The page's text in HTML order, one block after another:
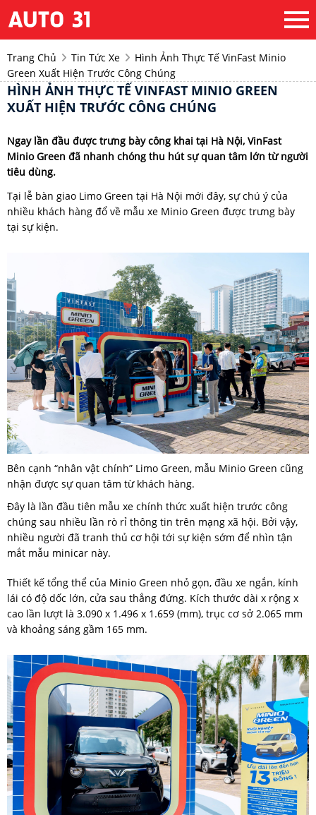
Trang Chủ Tin Tức Xe
Hình Ảnh Thực Tế VinFast Minio
Green Xuất Hiện Trước Công Chúng
HÌNH ẢNH THỰC TẾ VINFAST MINIO GREEN
XUẤT HIỆN TRƯỚC CÔNG CHÚNG
Ngay lần đầu được trưng bày công khai tại Hà Nội, VinFast
Minio Green đã nhanh chóng thu hút sự quan tâm lớn từ người
tiêu dùng.
Tại lễ bàn giao Limo Green tại Hà Nội mới đây, sự chú ý của
nhiều khách hàng đổ về mẫu xe Minio Green được trưng bày
tại sự kiện.
Bên cạnh “nhân vật chính” Limo Green, mẫu Minio Green cũng
nhận được sự quan tâm từ khách hàng.
Đây là lần đầu tiên mẫu xe chính thức xuất hiện trước công
chúng sau nhiều lần rò rỉ thông tin trên mạng xã hội. Bởi vậy,
nhiều người đã tranh thủ cơ hội tới sự kiện sớm để nhìn tận
mắt mẫu minicar này.
Thiết kế tổng thể của Minio Green nhỏ gọn, đầu xe ngắn, kính
lái có độ dốc lớn, cửa sau thẳng đứng. Kích thước dài x rộng x
cao lần lượt là 3.090 x 1.496 x 1.659 (mm), trục cơ sở 2.065 mm
và khoảng sáng gầm 165 mm.